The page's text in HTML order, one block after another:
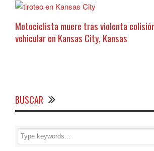
Motociclista muere tras violenta
vehicular en Kansas City, Kansas
BUSCAR